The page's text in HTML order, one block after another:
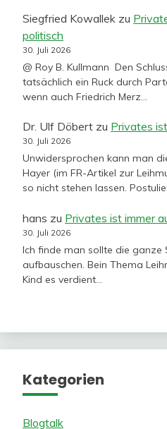
Siegfried Kowallek zu
politisch
30. Juli 2026
@ Roy B. Kullmann Den
tatsächlich ein Ruck durch
wenn auch Friedrich Merz…
Dr. Ulf Döbert zu Privates
30. Juli 2026
Unwidersprochen kann man
Hayer (im FR-Artikel zur
so nicht stehen lassen.
hans zu Privates ist immer
30. Juli 2026
Ich finde man sollte die ganze
aufbauschen. Bein Thema
Kind es verdient…
Kategorien
Blogtalk